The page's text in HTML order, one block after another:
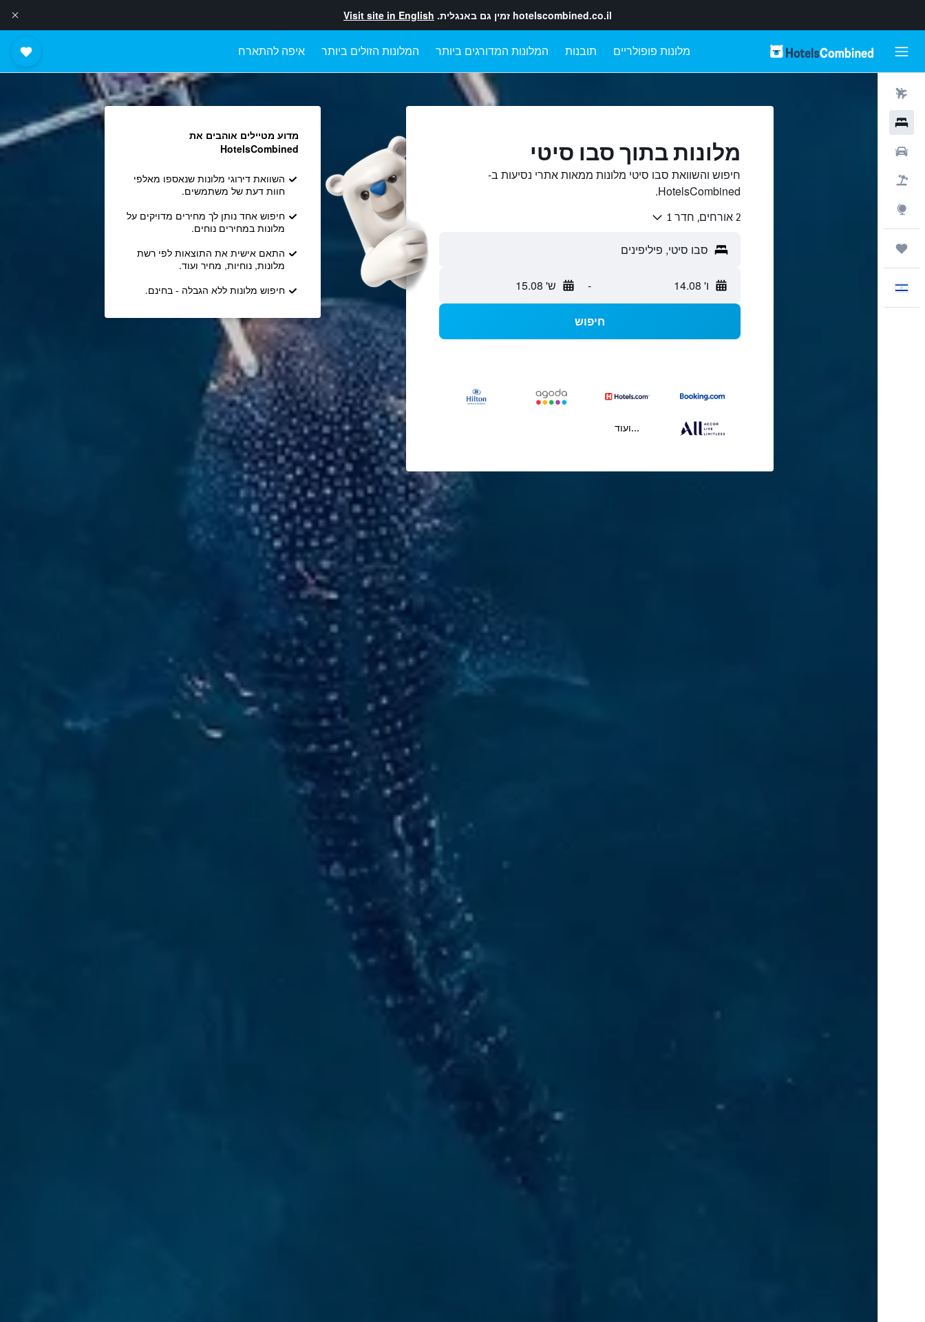
hotelscombined.co.il זמין גם באנגלית. Visit site in English
מלונות פופולריים תובנות המלונות המדורגים ביותר המלונות הזולים ביותר איפה להתארח
מלונות בתוך סבו סיטי
חיפוש והשוואת סבו סיטי מלונות ממאות אתרי נסיעות ב-
HotelsCombined.
2 אורחים, חדר 1
ו' 14.08 - ש' 15.08
חיפוש
...ועוד
מדוע מטיילים אוהבים את
HotelsCombined
השוואת דירוגי מלונות שנאספו מאלפי
חוות דעת של משתמשים.
חיפוש אחד נותן לך מחירים מדויקים על
מלונות במחירים נוחים.
התאם אישית את התוצאות לפי רשת
מלונות, נוחיות, מחיר ועוד.
חיפוש מלונות ללא הגבלה - בחינם.